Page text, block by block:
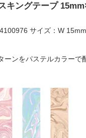
キングテープ
サイズ：W
ーンをパステルカラーで